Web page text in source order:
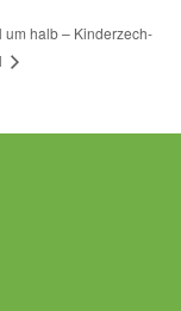
um halb – Kinderzech-